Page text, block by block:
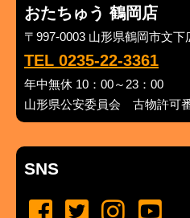
おたちゅう 鶴岡店
〒997-0003 山形県鶴岡市文下
TEL 0235-22-3361
年中無休 10：00～23：00
山形県公安委員会 古物許可
SNS